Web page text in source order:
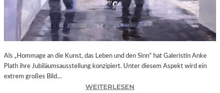
Als „Hommage an die Kunst, das Leben und den Sinn“ hat Galeristin Anke
Plath ihre Jubiläumsausstellung konzipiert. Unter diesem Aspekt wird ein
extrem großes Bild…
WEITERLESEN